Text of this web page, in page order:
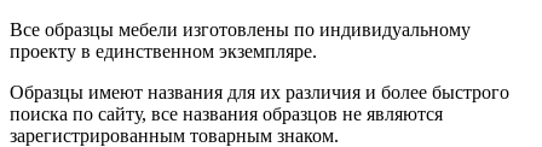
Все образцы мебели изготовлены по индивидуальному
проекту в единственном экземпляре.
Образцы имеют названия для их различия и более быстрого
поиска по сайту, все названия образцов не являются
зарегистрированным товарным знаком.